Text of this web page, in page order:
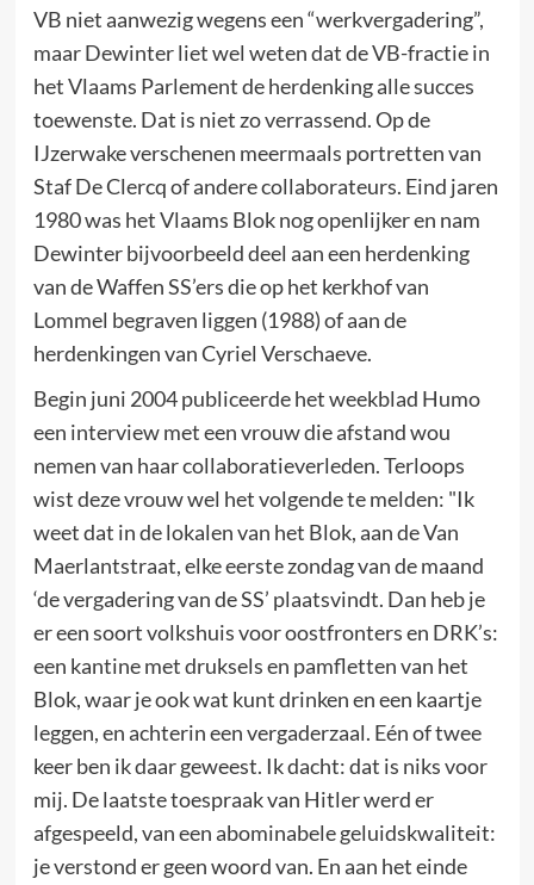
VB niet aanwezig wegens een “werkvergadering”,
maar Dewinter liet wel weten dat de VB-fractie in
het Vlaams Parlement de herdenking alle succes
toewenste. Dat is niet zo verrassend. Op de
IJzerwake verschenen meermaals portretten van
Staf De Clercq of andere collaborateurs. Eind jaren
1980 was het Vlaams Blok nog openlijker en nam
Dewinter bijvoorbeeld deel aan een herdenking
van de Waffen SS’ers die op het kerkhof van
Lommel begraven liggen (1988) of aan de
herdenkingen van Cyriel Verschaeve.
Begin juni 2004 publiceerde het weekblad Humo
een interview met een vrouw die afstand wou
nemen van haar collaboratieverleden. Terloops
wist deze vrouw wel het volgende te melden: "Ik
weet dat in de lokalen van het Blok, aan de Van
Maerlantstraat, elke eerste zondag van de maand
‘de vergadering van de SS’ plaatsvindt. Dan heb je
er een soort volkshuis voor oostfronters en DRK’s:
een kantine met druksels en pamfletten van het
Blok, waar je ook wat kunt drinken en een kaartje
leggen, en achterin een vergaderzaal. Eén of twee
keer ben ik daar geweest. Ik dacht: dat is niks voor
mij. De laatste toespraak van Hitler werd er
afgespeeld, van een abominabele geluidskwaliteit:
je verstond er geen woord van. En aan het einde